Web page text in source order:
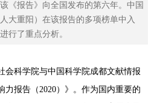
《报告》向全国发布的第六年。中国
大重阳）在该报告的多项榜单中入
行了重点分析。
会科学院与中国科学院成都文献情报
力报告（2020）》。作为国内重要的